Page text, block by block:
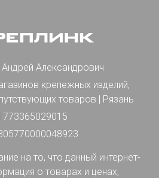
Александрович
крепежных изделий,
товаров | Рязань
773365029015
на то, что данный интернет-
о товарах и ценах,